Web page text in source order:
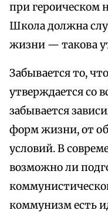
при героическом
Школа должна
жизни — такова
Забывается то,
утверждается со
забывается
форм жизни, от
условий. В
возможно ли
коммунизм есть